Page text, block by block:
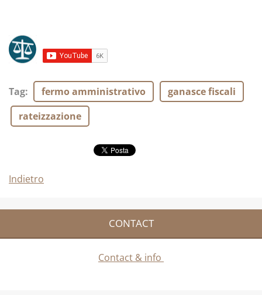
Tag: fermo amministrativo
ganasce fiscali
rateizzazione
Indietro
CONTACT
Contact & info